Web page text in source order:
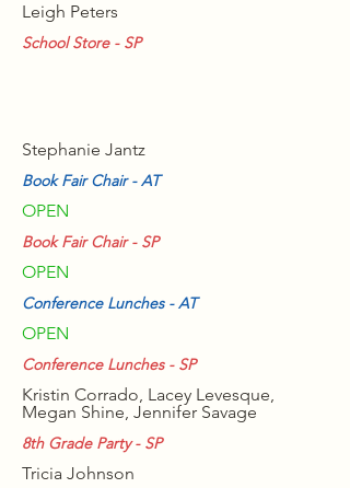
Leigh Peters
School Store - SP
Stephanie Jantz
Book Fair Chair - AT
OPEN
Book Fair Chair - SP
OPEN
Conference Lunches - AT
OPEN
Conference Lunches - SP
Kristin Corrado, Lacey Levesque,
Megan Shine, Jennifer Savage
8th Grade Party - SP
Tricia Johnson